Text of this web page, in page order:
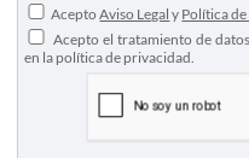
AceptoAviso Legal y Política
Acepto el tratamiento de
en la política de privacidad.